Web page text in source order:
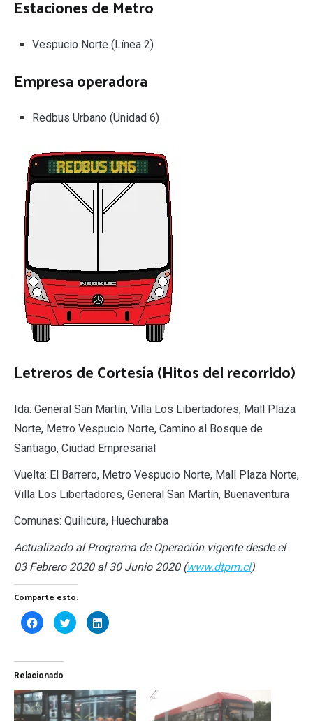
Estaciones de Metro
Vespucio Norte (Línea 2)
Empresa operadora
Redbus Urbano (Unidad 6)
Letreros de Cortesía (Hitos del recorrido)
Ida: General San Martín, Villa Los Libertadores, Mall Plaza
Norte, Metro Vespucio Norte, Camino al Bosque de
Santiago, Ciudad Empresarial
Vuelta: El Barrero, Metro Vespucio Norte, Mall Plaza Norte,
Villa Los Libertadores, General San Martín, Buenaventura
Comunas: Quilicura, Huechuraba
Actualizado al Programa de Operación vigente desde el
03 Febrero 2020 al 30 Junio 2020 (www.dtpm.cl)
Comparte esto:
Haz
clic
Facebook
abre
en
una
ventana
nueva)
Haz
clic
en
una
ventana
nueva)
Haz
clic
en
una
ventana
nueva)
Relacionado